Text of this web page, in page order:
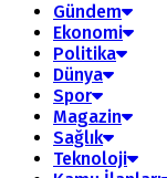
Gündem
Ekonomi
Politika
Dünya
Spor
Magazin
Sağlık
Teknoloji